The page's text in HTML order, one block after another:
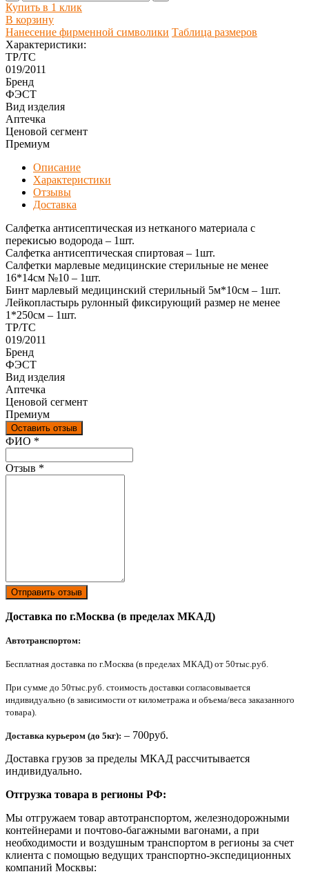
Купить в 1 клик
В корзину
Нанесение фирменной символики Таблица размеров
Характеристики:
ТР/ТС
019/2011
Бренд
ФЭСТ
Вид изделия
Аптечка
Ценовой сегмент
Премиум
Описание
Характеристики
Отзывы
Доставка
Салфетка антисептическая из нетканого материала с
перекисью водорода – 1шт.
Салфетка антисептическая спиртовая – 1шт.
Салфетки марлевые медицинские стерильные не менее
16*14см №10 – 1шт.
Бинт марлевый медицинский стерильный 5м*10см – 1шт.
Лейкопластырь рулонный фиксирующий размер не менее
1*250см – 1шт.
ТР/ТС
019/2011
Бренд
ФЭСТ
Вид изделия
Аптечка
Ценовой сегмент
Премиум
Оставить отзыв
Ваш отзыв был отправлен!
ФИО *
Отзыв *
Отправить отзыв
Доставка по г.Москва (в пределах МКАД)
Автотранспортом:
Бесплатная доставка по г.Москва (в пределах МКАД) от 50тыс.руб.
При сумме до 50тыс.руб. стоимость доставки согласовывается
индивидуально (в зависимости от километража и объема/веса заказанного
товара).
Доставка курьером (до 5кг): – 700руб.
Доставка грузов за пределы МКАД рассчитывается
индивидуально.
Отгрузка товара в регионы РФ:
Мы отгружаем товар автотранспортом, железнодорожными
контейнерами и почтово-багажными вагонами, а при
необходимости и воздушным транспортом в регионы за счет
клиента с помощью ведущих транспортно-экспедиционных
компаний Москвы: